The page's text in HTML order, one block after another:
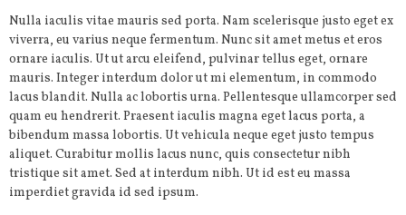
Nulla iaculis vitae mauris sed porta. Nam scelerisque justo eget ex
viverra, eu varius neque fermentum. Nunc sit amet metus et eros
ornare iaculis. Ut ut arcu eleifend, pulvinar tellus eget, ornare
mauris. Integer interdum dolor ut mi elementum, in commodo
lacus blandit. Nulla ac lobortis urna. Pellentesque ullamcorper sed
quam eu hendrerit. Praesent iaculis magna eget lacus porta, a
bibendum massa lobortis. Ut vehicula neque eget justo tempus
aliquet. Curabitur mollis lacus nunc, quis consectetur nibh
tristique sit amet. Sed at interdum nibh. Ut id est eu massa
imperdiet gravida id sed ipsum.